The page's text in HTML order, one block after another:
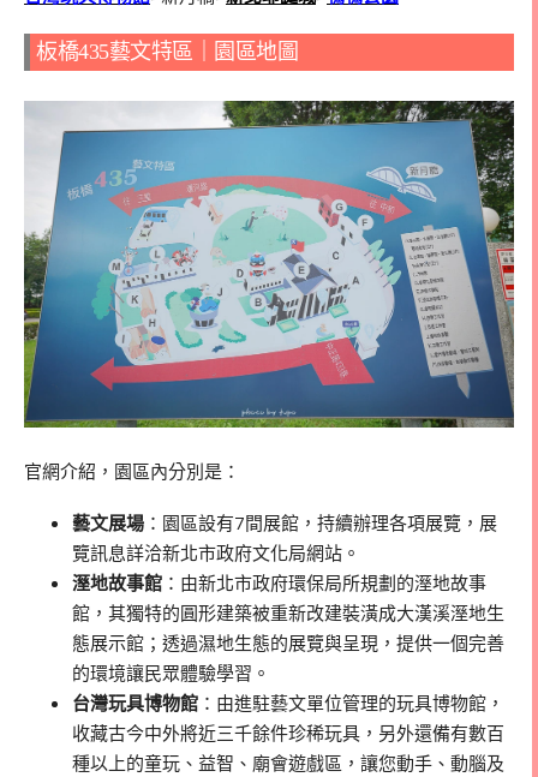
板橋435藝文特區｜園區地圖
官網介紹，園區內分別是：
藝文展場 ：園區設有7間展館，持續辦理各項展覽，展
覽訊息詳洽新北市政府文化局網站。
溼地故事館 ：由新北市政府環保局所規劃的溼地故事
館，其獨特的圓形建築被重新改建裝潢成大漢溪溼地生
態展示館；透過濕地生態的展覽與呈現，提供一個完善
的環境讓民眾體驗學習。
台灣玩具博物館 ：由進駐藝文單位管理的玩具博物館，
收藏古今中外將近三千餘件珍稀玩具，另外還備有數百
種以上的童玩、益智、廟會遊戲區，讓您動手、動腦及